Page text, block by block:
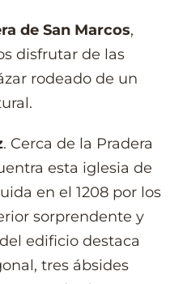
de San Marcos,
disfrutar de las
rodeado de un
. Cerca de la Pradera
esta iglesia de
en el 1208 por los
sorprendente y
edificio destaca
tres ábsides